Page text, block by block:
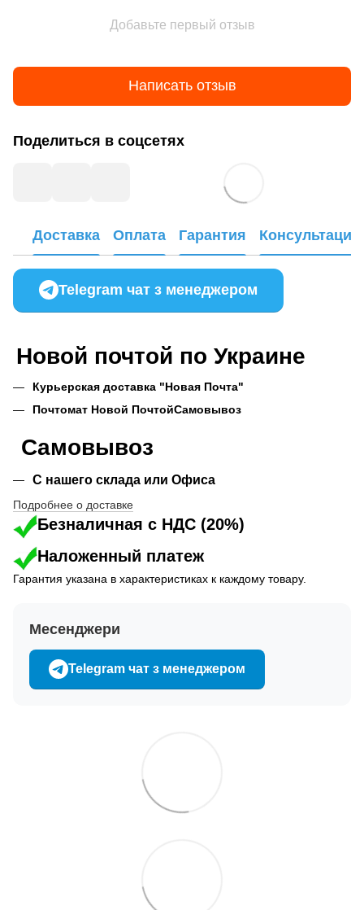
Добавьте первый отзыв
Написать отзыв
Поделиться в соцсетях
Доставка Оплата Гарантия Консультация
Telegram чат з менеджером
Новой почтой по Украине
Курьерская доставка "Новая Почта"
Почтомат Новой ПочтойСамовывоз
Самовывоз
С нашего склада или Офиса
Подробнее о доставке
Безналичная с НДС (20%)
Наложенный платеж
Гарантия указана в характеристиках к каждому товару.
Месенджери
Telegram чат з менеджером